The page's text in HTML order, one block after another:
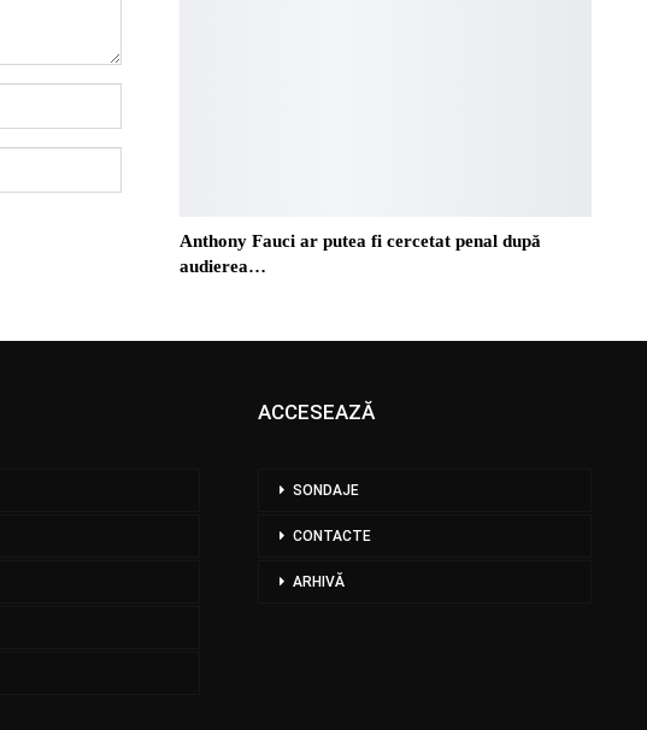
Anthony Fauci ar putea fi cercetat penal după
audierea…
ACCESEAZĂ
SONDAJE
CONTACTE
ARHIVĂ